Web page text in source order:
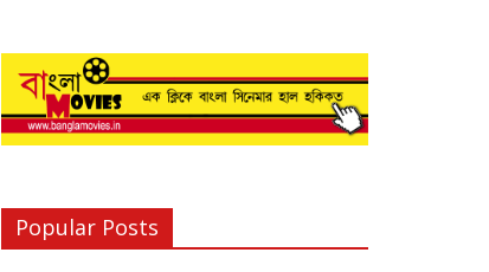
Popular Posts